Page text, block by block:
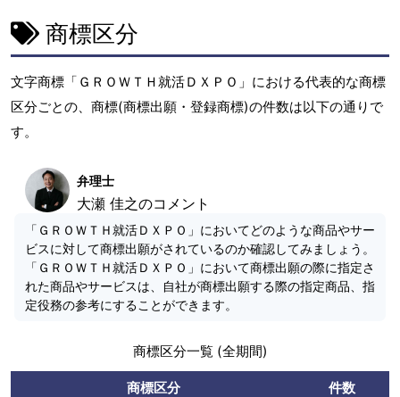
商標区分
文字商標「ＧＲＯＷＴＨ就活ＤＸＰＯ」における代表的な商標
区分ごとの、商標(商標出願・登録商標)の件数は以下の通りで
す。
弁理士
大瀬 佳之のコメント
「ＧＲＯＷＴＨ就活ＤＸＰＯ」においてどのような商品やサー
ビスに対して商標出願がされているのか確認してみましょう。
「ＧＲＯＷＴＨ就活ＤＸＰＯ」において商標出願の際に指定さ
れた商品やサービスは、自社が商標出願する際の指定商品、指
定役務の参考にすることができます。
商標区分一覧 (全期間)
商標区分
件数